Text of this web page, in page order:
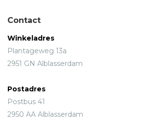
Contact
Winkeladres
Plantageweg 13a
2951 GN Alblasserdam
Postadres
Postbus 41
2950 AA Alblasserdam